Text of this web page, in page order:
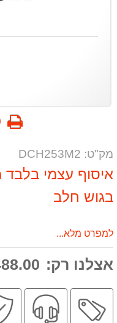
WhatsApp
אותנו
על
מק"ט: DCH253M2
למפרט מלא...
אצלנו רק: ₪
מבצע